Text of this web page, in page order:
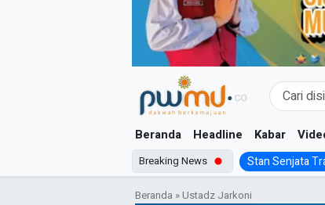
Beranda Headline Kabar
Breaking News Stan Senjata
Beranda »Ustadz Jarkoni